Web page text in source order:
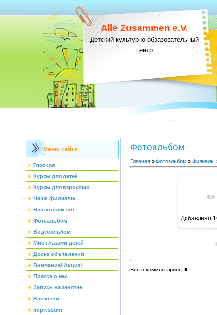
Alle Zusammen e.V.
Детский культурно-образовательный
центр
Меню сайта
Главная
Курсы для детей
Курсы для взрослых
Наши филиалы
Наш коллектив
Фотоальбом
Видеоальбом
Мир глазами детей
Доска объявлений
Внимание! Акция!
Пресса о нас
Запись на занятие
Вакансии
Impressum
Фотоальбом
Главная » Фотоальбом » Филиалы
В
Добавлено
Всего комментариев: 0